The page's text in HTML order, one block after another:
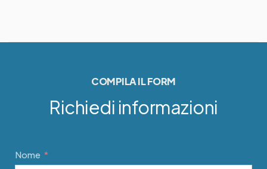
Richiedi informazioni
COMPILA IL FORM
Nome